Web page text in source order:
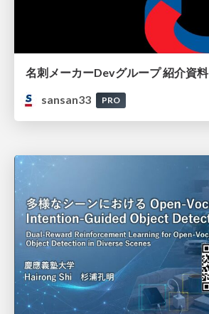
名刺メーカーDevグループ 紹介資料
sansan33
PRO